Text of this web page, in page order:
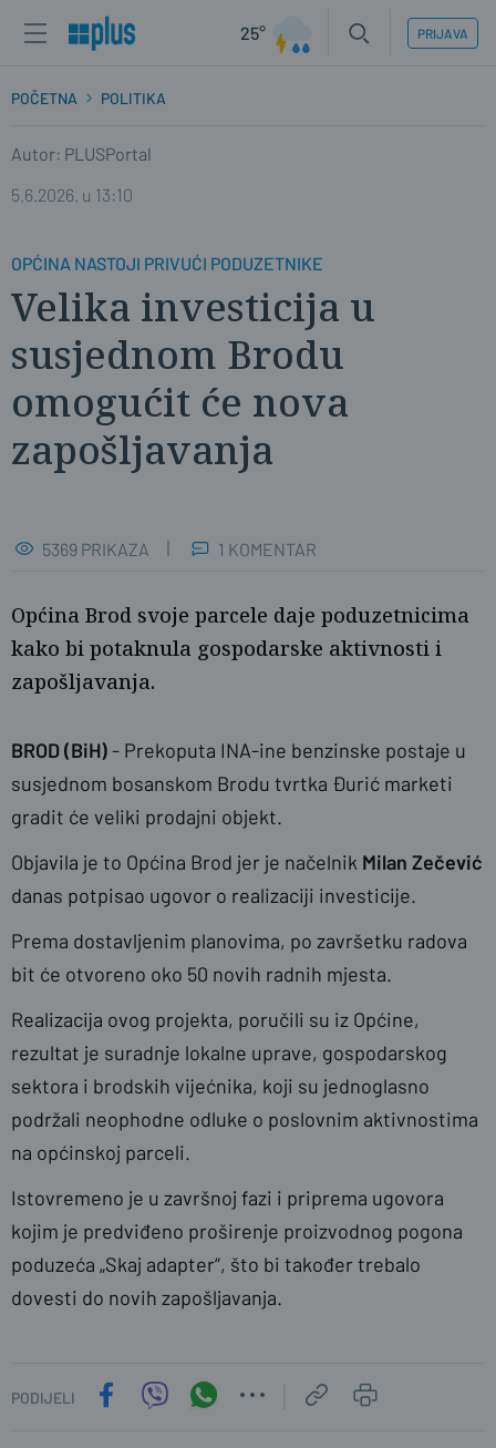
25° PRIJAVA
POČETNA POLITIKA
Autor: PLUSPortal
5.6.2026. u 13:10
OPĆINA NASTOJI PRIVUĆI PODUZETNIKE
Velika investicija u
susjednom Brodu
omogućit će nova
zapošljavanja
5369 PRIKAZA 1 KOMENTAR
Općina Brod svoje parcele daje poduzetnicima
kako bi potaknula gospodarske aktivnosti i
zapošljavanja.
BROD (BiH)- Prekoputa INA-ine benzinske postaje u
susjednom bosanskom Brodu tvrtka Đurić marketi
gradit će veliki prodajni objekt.
Objavila je to Općina Brod jer je načelnik Milan Zečević
danas potpisao ugovor o realizaciji investicije.
Prema dostavljenim planovima, po završetku radova
bit će otvoreno oko 50 novih radnih mjesta.
Realizacija ovog projekta, poručili su iz Općine,
rezultat je suradnje lokalne uprave, gospodarskog
sektora i brodskih vijećnika, koji su jednoglasno
podržali neophodne odluke o poslovnim aktivnostima
na općinskoj parceli.
Istovremeno je u završnoj fazi i priprema ugovora
kojim je predviđeno proširenje proizvodnog pogona
poduzeća „Skaj adapter“, što bi također trebalo
dovesti do novih zapošljavanja.
PODIJELI